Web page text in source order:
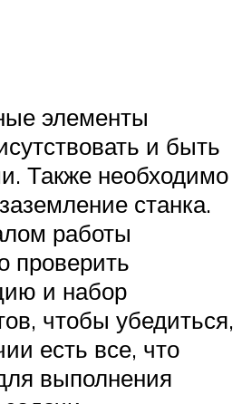
элементы
и быть
Также необходимо
станка.
работы
проверить
и набор
чтобы убедиться,
есть все, что
выполнения